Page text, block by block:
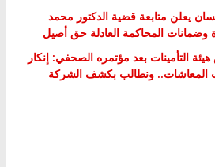
يعلن متابعة قضية الدكتور محمد
وضمانات المحاكمة العادلة حق أصيل
التأمينات بعد مؤتمره الصحفي: إنكار
المعاشات.. ونطالب بكشف الشركة